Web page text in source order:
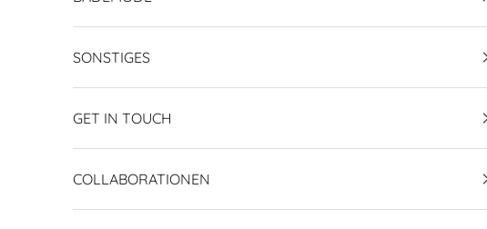
SONSTIGES
GET IN TOUCH
COLLABORATIONEN